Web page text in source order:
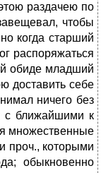
раздачею по
чтобы
когда старший
распоряжаться
обиде младший
доставить себе
ничего без
с ближайшими к
множественные
проч., которыми
обыкновенно